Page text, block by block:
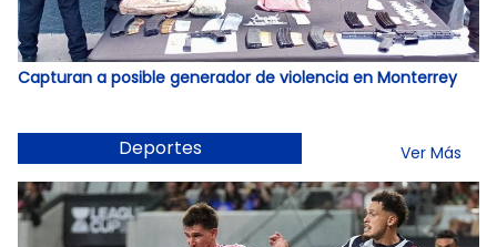
Capturan a posible generador de violencia en Monterrey
Deportes Ver Más